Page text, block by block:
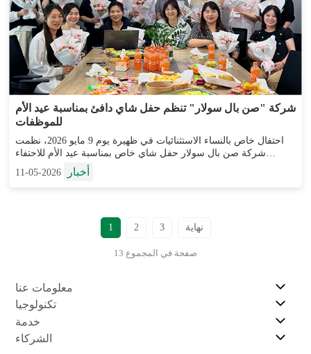
شركة "صن بال سولار" تنظم حفل شاي دافئ بمناسبة عيد الأم
للموظفات
احتفال خاص بالنساء الاستثنائيات في ظهيرة يوم 9 مايو 2026، نظمت
شركة صن بال سولار حفل شاي خاص بمناسبة عيد الأم للاحتفاء
وتكريم النساء الملهمات داخل الشركة واللاتي يوازنين بين حياتهن
المهنية...
أخبار 2026-05-11
1 2 3 نهاية
13 صفحة في المجموع
معلومات عنا
تكنولوجيا
خدمة
الشركاء